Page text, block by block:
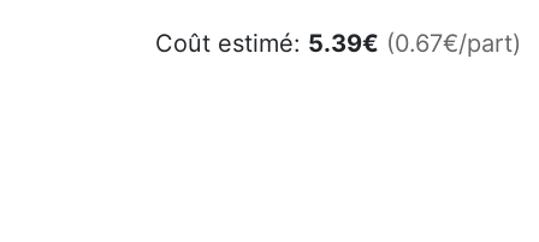
Coût estimé: 5.39€ (0.67€/part)